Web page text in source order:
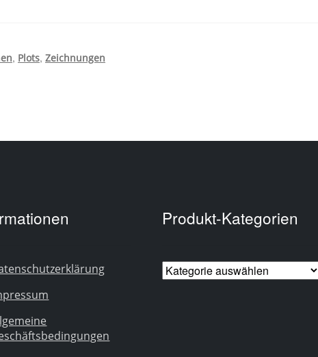
, Plots,Zeichnungen
Produkt-Kategorien